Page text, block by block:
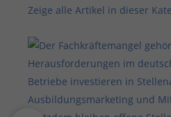
Zeige alle Artikel in dieser